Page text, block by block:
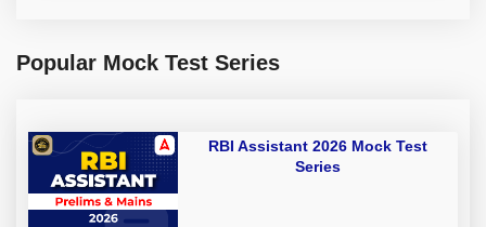
Popular Mock Test Series
RBI Assistant 2026 Mock Test
Series